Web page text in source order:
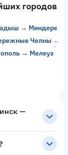
городов
→ Миндерево
Челны →
→ Мелеуз
—